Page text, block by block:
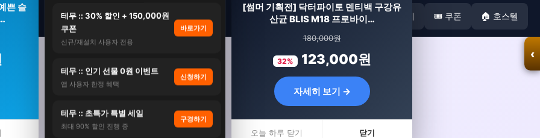
🏠 본사 📋 전체 🎟️ 쿠폰 🏠 호스텔
💰
테무 :: 30% 할인 + 150,000원
쿠폰
신규/재설치 사용자 전용
바로가기
테무 :: 인기 선물 0원 이벤트
앱 사용자 한정 혜택
신청하기
테무 :: 초특가 특별 세일
최대 90% 할인 진행 중
구경하기
[썸머 기획전] 닥터파이토 덴티백 구강유
산균 BLIS M18 프로바이…
180,000원
32% 123,000원
자세히 보기 →
오늘 하루 닫기 닫기
쁜 슬
‹